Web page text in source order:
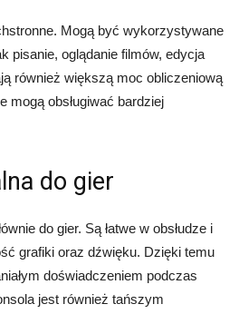
Mogą być wykorzystywane
pisanie, oglądanie filmów, edycja
również większą moc obliczeniową
mogą obsługiwać bardziej
do gier
do gier. Są łatwe w obsłudze i
grafiki oraz dźwięku. Dzięki temu
doświadczeniem podczas
jest również tańszym